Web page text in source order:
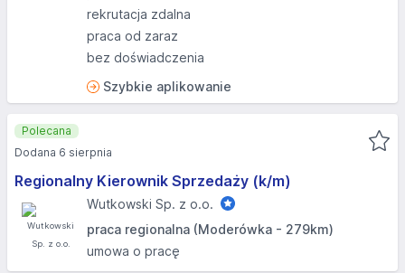
rekrutacja zdalna
praca od zaraz
bez doświadczenia
Szybkie aplikowanie
Regionalny Kierownik Sprzedaży (k/m)
Wutkowski Sp. z o.o.
praca regionalna (Moderówka - 279km)
umowa o pracę
Polecana
Dodana 6 sierpnia